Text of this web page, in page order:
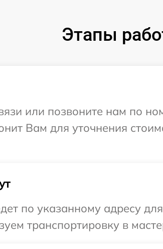
Этапы
или позвоните нам по
Вам для уточнения
по указанному адресу
транспортировку в